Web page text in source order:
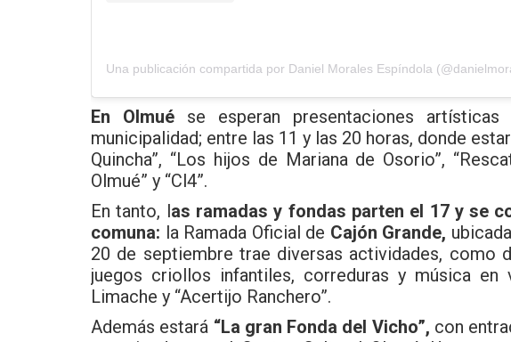
En Olmué se esperan presentaciones
municipalidad; entre las 11 y las 20 horas, donde
Quincha”, “Los hijos de Mariana de Osorio”,
Olmué” y “Cl4”.
En tanto, las ramadas y fondas parten el 17 y se
comuna: la Ramada Oficial de Cajón Grande,
20 de septiembre trae diversas actividades, como
juegos criollos infantiles, correduras y música en
Limache y “Acertijo Ranchero”.
Además estará “La gran Fonda del Vicho”, con